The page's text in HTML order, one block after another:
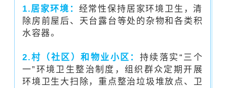
1.居家环境： 经常性保持居家环境卫生，清
除房前屋后、天台露台等处的杂物和各类积
水容器。
2.村（社区）和物业小区： 持续落实“三个
一”环境卫生整治制度，组织群众定期开展
环境卫生大扫除，重点整治垃圾堆放点、卫